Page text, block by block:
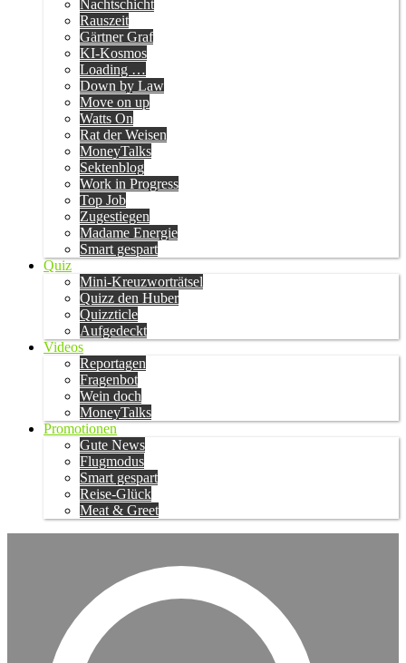
Nachtschicht
Rauszeit
Gärtner Graf
KI-Kosmos
Loading …
Down by Law
Move on up
Watts On
Rat der Weisen
MoneyTalks
Sektenblog
Work in Progress
Top Job
Zugestiegen
Madame Energie
Smart gespart
Quiz
Mini-Kreuzworträtsel
Quizz den Huber
Quizzticle
Aufgedeckt
Videos
Reportagen
Fragenbot
Wein doch
MoneyTalks
Promotionen
Gute News
Flugmodus
Smart gespart
Reise-Glück
Meat & Greet